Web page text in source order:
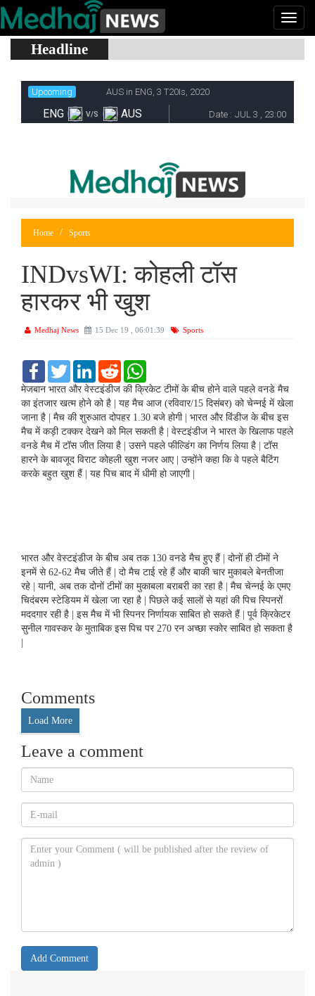
Headline
Home Sports
INDvsWI: कोहली टॉस
हारकर भी खुश
Medhaj News 15 Dec 19 , 06:01:39 Sports
F
c
e
o
o
k
T
i
t
t
e
r
L
n
k
d
I
n
R
d
d
t
a
t
A
p
p
मेजबान भारत और वेस्टइंडीज की क्रिकेट टीमों के बीच होने वाले पहले वनडे मैच
का इंतजार खत्म होने को है | यह मैच आज (रविवार/15 दिसंबर) को चेन्नई में खेला
जाना है | मैच की शुरुआत दोपहर 1.30 बजे होगी | भारत और विंडीज के बीच इस
मैच में कड़ी टक्कर देखने को मिल सकती है | वेस्टइंडीज ने भारत के खिलाफ पहले
वनडे मैच में टॉस जीत लिया है | उसने पहले फील्डिंग का निर्णय लिया है | टॉस
हारने के बावजूद विराट कोहली खुश नजर आए | उन्होंने कहा कि वे पहले बैटिंग
करके बहुत खुश हैं | यह पिच बाद में धीमी हो जाएगी |
भारत और वेस्टइंडीज के बीच अब तक 130 वनडे मैच हुए हैं | दोनों ही टीमों ने
इनमें से 62-62 मैच जीते हैं | दो मैच टाई रहे हैं और बाकी चार मुकाबले बेनतीजा
रहे | यानी, अब तक दोनों टीमों का मुकाबला बराबरी का रहा है | मैच चेन्नई के एमए
चिदंबरम स्टेडियम में खेला जा रहा है | पिछले कई सालों से यहां की पिच स्पिनरों
मददगार रही है | इस मैच में भी स्पिनर निर्णायक साबित हो सकते हैं | पूर्व क्रिकेटर
सुनील गावस्कर के मुताबिक इस पिच पर 270 रन अच्छा स्कोर साबित हो सकता है
Comments
Load More
Leave a comment